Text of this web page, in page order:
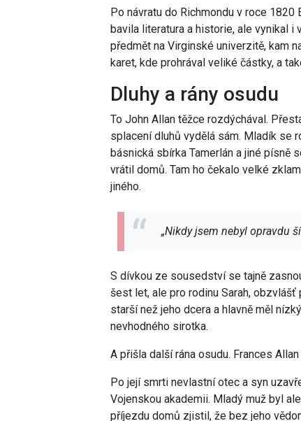
Po návratu do Richmondu v roce
bavila literatura a historie, ale vynikal i
předmět na Virginské univerzitě, kam
karet, kde prohrával veliké částky, a
Dluhy a rány osudu
To John Allan těžce rozdýchával.
splacení dluhů vydělá sám. Mladík se
básnická sbírka Tamerlán a jiné písně
vrátil domů. Tam ho čekalo velké
jiného.
„Nikdy jsem nebyl opravdu
S dívkou ze sousedství se tajně
šest let, ale pro rodinu Sarah,
starší než jeho dcera a hlavně měl
nevhodného sirotka.
A přišla další rána osudu. Frances
Po její smrti nevlastní otec a syn
Vojenskou akademii. Mladý muž byl
příjezdu domů zjistil, že bez jeho